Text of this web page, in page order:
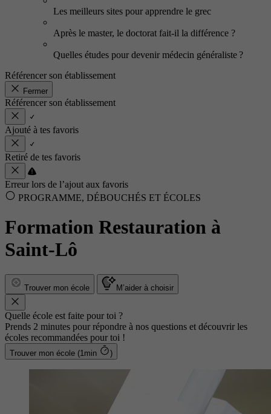
Les meilleurs sites pour apprendre le grec
Après le master, le doctorat fait-il la différence ?
Quelles études pour devenir médecin généraliste ?
Référencer son établissement
Fermer
Référencer son établissement
Ajouté à tes favoris
Retiré de tes favoris
Erreur lors de l’ajout aux favoris
PROGRAMME, DÉBOUCHÉS ET ÉCOLES
Formation Restauration à
Saint-Lô
Trouver mon école M’aider à choisir
Quelle école est faite pour toi ?
Prends 2 minutes pour répondre à nos questions et découvrir les
écoles recommandées pour toi !
Trouver mon école (1min )